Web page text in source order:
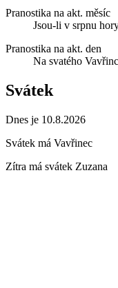
Pranostika na akt. měsíc
Jsou-li v srpnu
Pranostika na akt. den
Na svatého
Svátek
Dnes je 10.8.2026
Svátek má Vavřinec
Zítra má svátek Zuzana